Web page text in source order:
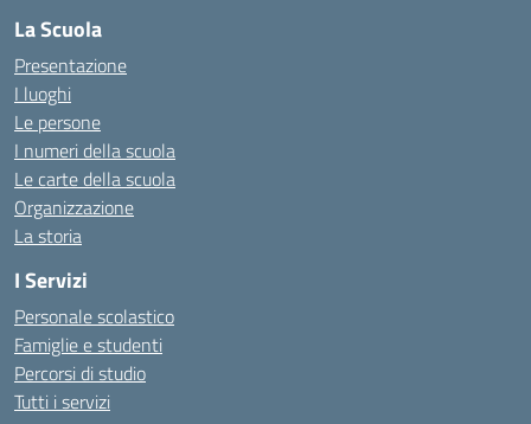
La Scuola
Presentazione
I luoghi
Le persone
I numeri della scuola
Le carte della scuola
Organizzazione
La storia
I Servizi
Personale scolastico
Famiglie e studenti
Percorsi di studio
Tutti i servizi